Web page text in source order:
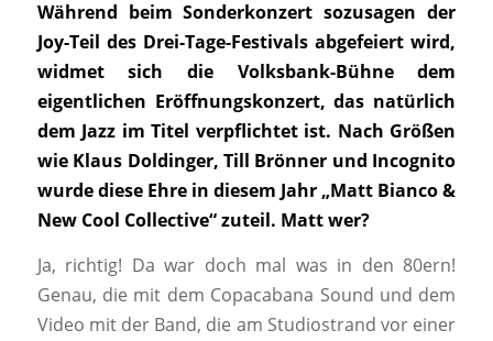
Während beim Sonderkonzert sozusagen der
Joy-Teil des Drei-Tage-Festivals abgefeiert wird,
widmet sich die Volksbank-Bühne dem
eigentlichen Eröffnungskonzert, das natürlich
dem Jazz im Titel verpflichtet ist. Nach Größen
wie Klaus Doldinger, Till Brönner und Incognito
wurde diese Ehre in diesem Jahr „Matt Bianco &
New Cool Collective“ zuteil. Matt wer?
Ja, richtig! Da war doch mal was in den 80ern!
Genau, die mit dem Copacabana Sound und dem
Video mit der Band, die am Studiostrand vor einer